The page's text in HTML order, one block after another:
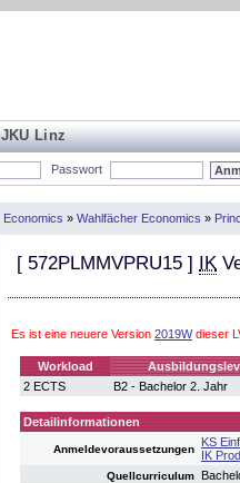
Linz
Passwort
Economics » Wahlfächer Economics »
[ 572PLMMVPRU15 ] IK
Es ist eine neuere Version 2019Wdieser
Workload
2 ECTS
B2 - Bachelor 2. Jahr
Detailinformationen
Anmeldevoraussetzungen
KS
IK
Quellcurriculum